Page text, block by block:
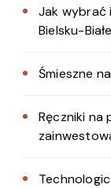
Jak
Bielsku-
Śmieszne
Ręczniki na